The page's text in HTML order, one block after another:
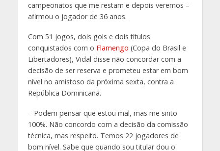
campeonatos que me restam e depois veremos –
afirmou o jogador de 36 anos.
Com 51 jogos, dois gols e dois títulos
conquistados com o Flamengo (Copa do Brasil e
Libertadores), Vidal disse não concordar com a
decisão de ser reserva e prometeu estar em bom
nível no amistoso da próxima sexta, contra a
República Dominicana.
– Podem pensar que estou mal, mas me sinto
100%. Não concordo com a decisão da comissão
técnica, mas respeito. Temos 22 jogadores de
bom nível. Sabe que quando sou titular dou o